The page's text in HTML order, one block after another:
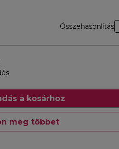
Összehasonlítás
a kosárhoz
meg többet